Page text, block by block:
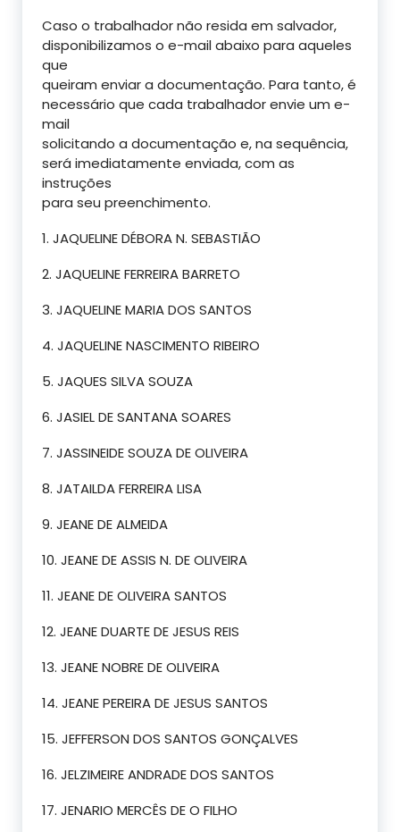
Caso o trabalhador não resida em salvador,
disponibilizamos o e-mail abaixo para aqueles
que
queiram enviar a documentação. Para tanto, é
necessário que cada trabalhador envie um e-
mail
solicitando a documentação e, na sequência,
será imediatamente enviada, com as
instruções
para seu preenchimento.
1. JAQUELINE DÉBORA N. SEBASTIÃO
2. JAQUELINE FERREIRA BARRETO
3. JAQUELINE MARIA DOS SANTOS
4. JAQUELINE NASCIMENTO RIBEIRO
5. JAQUES SILVA SOUZA
6. JASIEL DE SANTANA SOARES
7. JASSINEIDE SOUZA DE OLIVEIRA
8. JATAILDA FERREIRA LISA
9. JEANE DE ALMEIDA
10. JEANE DE ASSIS N. DE OLIVEIRA
11. JEANE DE OLIVEIRA SANTOS
12. JEANE DUARTE DE JESUS REIS
13. JEANE NOBRE DE OLIVEIRA
14. JEANE PEREIRA DE JESUS SANTOS
15. JEFFERSON DOS SANTOS GONÇALVES
16. JELZIMEIRE ANDRADE DOS SANTOS
17. JENARIO MERCÊS DE O FILHO